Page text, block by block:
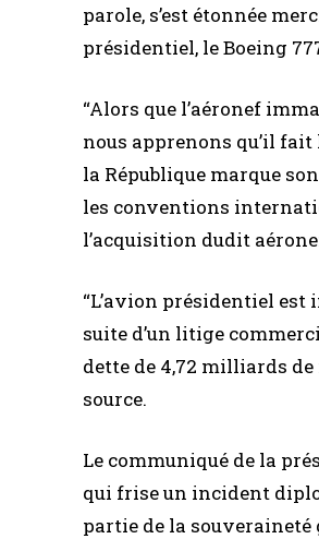
parole, s’est étonnée
présidentiel, le Boeing
‘‘Alors que l’aéronef
nous apprenons qu’il fait
la République marque
les conventions
l’acquisition dudit
‘‘L’avion présidentiel
suite d’un litige
dette de 4,72 milliards
source.
Le communiqué de la
qui frise un incident
partie de la